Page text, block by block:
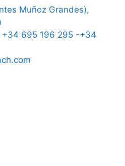
Muñoz Grandes),
695 196 295 -+34